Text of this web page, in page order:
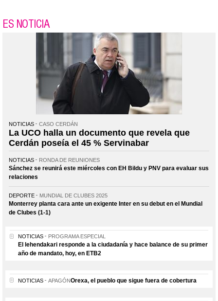
ES NOTICIA
NOTICIAS CASO CERDÁN
La UCO halla un documento que revela que
Cerdán poseía el 45 % Servinabar
NOTICIAS RONDA DE REUNIONES
Sánchez se reunirá este miércoles con EH Bildu y PNV para evaluar sus
relaciones
DEPORTE MUNDIAL DE CLUBES 2025
Monterrey planta cara ante un exigente Inter en su debut en el Mundial
de Clubes (1-1)
NOTICIAS PROGRAMA ESPECIAL
El lehendakari responde a la ciudadanía y hace balance de su primer
año de mandato, hoy, en ETB2
NOTICIAS APAGÓNOrexa, el pueblo que sigue fuera de cobertura